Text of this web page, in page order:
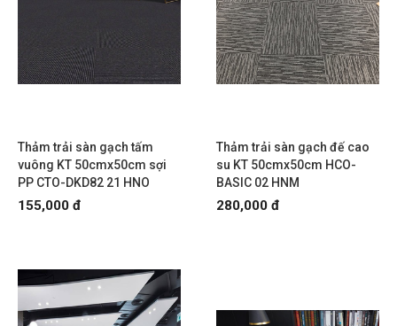
Thảm trải sàn gạch tấm
vuông KT 50cmx50cm sợi
PP CTO-DKD82 21 HNO
155,000 đ
Thảm trải sàn gạch đế cao
su KT 50cmx50cm HCO-
BASIC 02 HNM
280,000 đ